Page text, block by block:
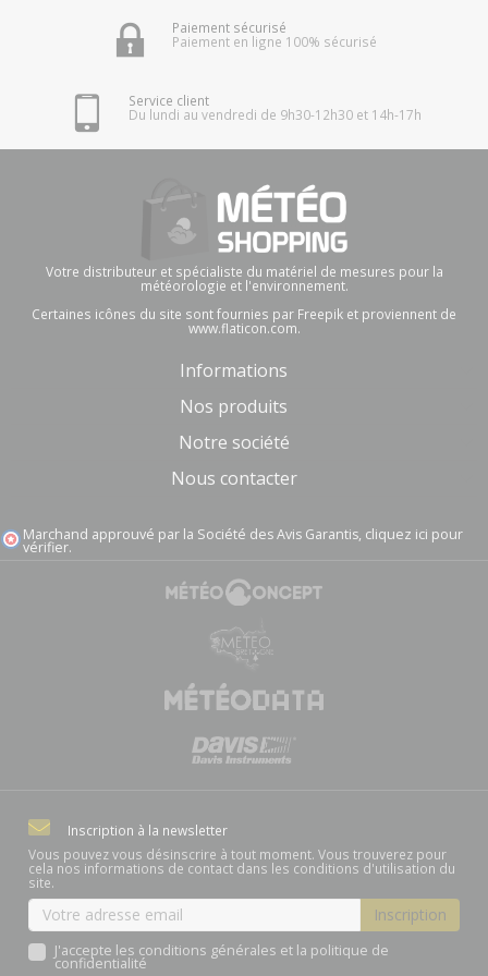
Paiement sécurisé
Paiement en ligne 100% sécurisé
Service client
Du lundi au vendredi de 9h30-12h30 et 14h-17h
Votre distributeur et spécialiste du matériel de mesures pour la
météorologie et l'environnement.
Certaines icônes du site sont fournies par Freepik et proviennent de
www.flaticon.com.
Informations
Nos produits
Notre société
Nous contacter
Marchand approuvé par la Société des Avis Garantis, cliquez ici pour
vérifier.
Inscription à la newsletter
Vous pouvez vous désinscrire à tout moment. Vous trouverez pour
cela nos informations de contact dans les conditions d'utilisation du
site.
J'accepte les conditions générales et la politique de
confidentialité